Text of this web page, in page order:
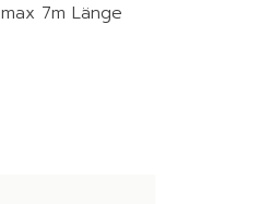
7m Länge